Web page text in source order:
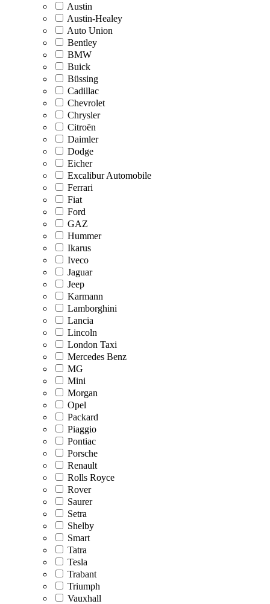
Austin
Austin-Healey
Auto Union
Bentley
BMW
Buick
Büssing
Cadillac
Chevrolet
Chrysler
Citroën
Daimler
Dodge
Eicher
Excalibur Automobile
Ferrari
Fiat
Ford
GAZ
Hummer
Ikarus
Iveco
Jaguar
Jeep
Karmann
Lamborghini
Lancia
Lincoln
London Taxi
Mercedes Benz
MG
Mini
Morgan
Opel
Packard
Piaggio
Pontiac
Porsche
Renault
Rolls Royce
Rover
Saurer
Setra
Shelby
Smart
Tatra
Tesla
Trabant
Triumph
Vauxhall